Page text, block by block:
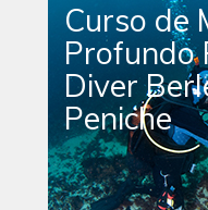
Curso de
Profundo
Diver
Peniche